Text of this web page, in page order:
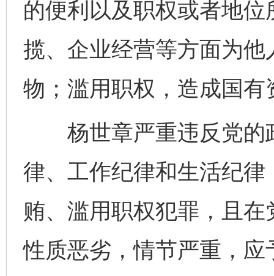
的便利以及职权或者地
揽、企业经营等方面为
物；滥用职权，造成国有
杨世章严重违反党的
律、工作纪律和生活纪
贿、滥用职权犯罪，且
性质恶劣，情节严重，